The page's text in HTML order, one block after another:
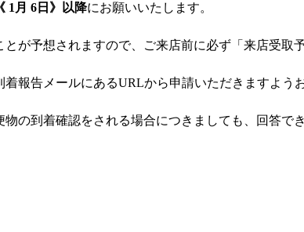
《 1月 6日》以降にお願いいたします。
が予想されますので、ご来店前に必ず「来店受取
着報告メールにあるURLから申請いただきますよう
物の到着確認をされる場合につきましても、回答で